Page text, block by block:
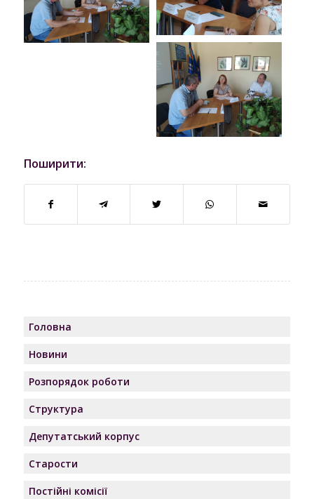
Поширити:
Головна
Новини
Розпорядок роботи
Структура
Депутатський корпус
Старости
Постійні комісії